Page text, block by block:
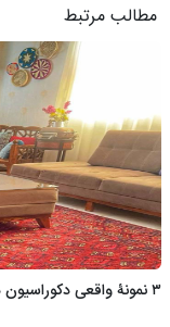
مطالب مرتبط
۳ نمونۀ واقعی دکوراسیون داخلی خانه‌های ایرانی با بودجۀ تقریبی